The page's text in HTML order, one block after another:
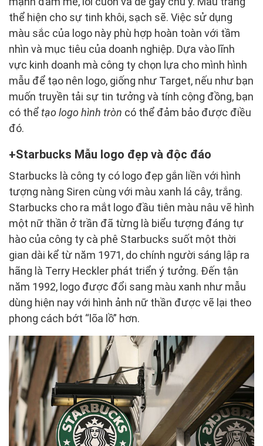
thể hiện cho sự tinh khôi, sạch sẽ. Việc sử dụng
màu sắc của logo này phù hợp hoàn toàn với tầm
nhìn và mục tiêu của doanh nghiệp. Dựa vào lĩnh
vực kinh doanh mà công ty chọn lựa cho mình hình
mẫu để tạo nên logo, giống như Target, nếu như bạn
muốn truyền tải sự tin tưởng và tính cộng đồng, bạn
có thểtạo logo hình tròn có thể đảm bảo được điều
đó.
Starbucks Mẫu logo đẹp và độc đáo
Starbucks là công ty có logo đẹp gắn liền với hình
tượng nàng Siren cùng với màu xanh lá cây, trắng.
Starbucks cho ra mắt logo đầu tiên màu nâu vẽ hình
một nữ thần ở trần đã từng là biểu tượng đáng tự
hào của công ty cà phê Starbucks suốt một thời
gian dài kể từ năm 1971, do chính người sáng lập ra
hãng là Terry Heckler phát triển ý tưởng. Đến tận
năm 1992, logo được đổi sang màu xanh như mẫu
dùng hiện nay với hình ảnh nữ thần được vẽ lại theo
phong cách bớt “lõa lồ” hơn.